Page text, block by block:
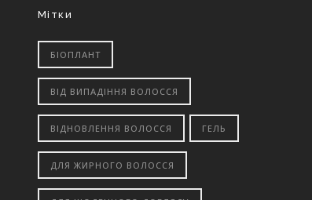
Мітки
БІОПЛАНТ
ВІД ВИПАДІННЯ ВОЛОССЯ
ВІДНОВЛЕННЯ ВОЛОССЯ ГЕЛЬ
ДЛЯ ЖИРНОГО ВОЛОССЯ